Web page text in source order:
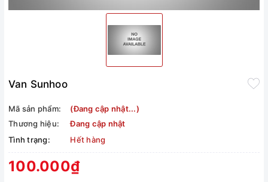
Van Sunhoo
Mã sản phẩm:
(Đang cập nhật...)
Thương hiệu:
Đang cập nhật
Tình trạng:
Hết hàng
100.000₫